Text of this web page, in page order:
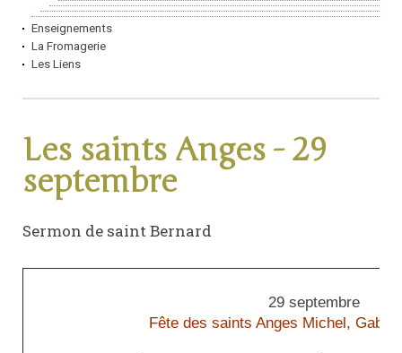
Enseignements
La Fromagerie
Les Liens
Les saints Anges - 29
septembre
Sermon de saint Bernard
29 septembre
Fête des saints Anges Michel,